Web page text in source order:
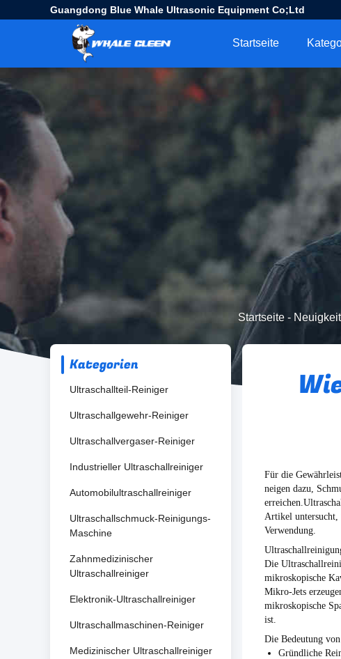
Guangdong Blue Whale Ultrasonic Equipment Co;Ltd
Startseite
Startseite -
Kategorien
Ultraschallteil-Reiniger
Ultraschallgewehr-Reiniger
Ultraschallvergaser-Reiniger
Industrieller Ultraschallreiniger
Automobilultraschallreiniger
Ultraschallschmuck-Reinigungs-
Maschine
Zahnmedizinischer
Ultraschallreiniger
Elektronik-Ultraschallreiniger
Ultraschallmaschinen-Reiniger
Medizinischer Ultraschallreiniger
Für die
neigen dazu,
Artikel untersucht,
Verwendung.
Die
mikroskopische
Mikro-Jets
mikroskopische
ist.
Die Bedeutung
Gründliche